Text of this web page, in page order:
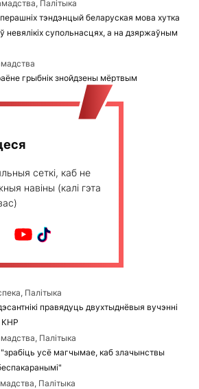
Палітыка
тэндэнцый беларуская мова хутка
невялікіх супольнасцях, а на дзяржаўным
грыбнік знойдзены мёртвым
сеткі, каб не
навіны (калі гэта
Палітыка
правядуць двухтыднёвыя вучэнні
КНР
Палітыка
"зрабіць усё магчымае, каб злачынствы
Палітыка